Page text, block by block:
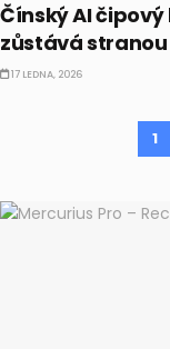
Čínský AI
zůstává stranou
17 LEDNA, 2026
1